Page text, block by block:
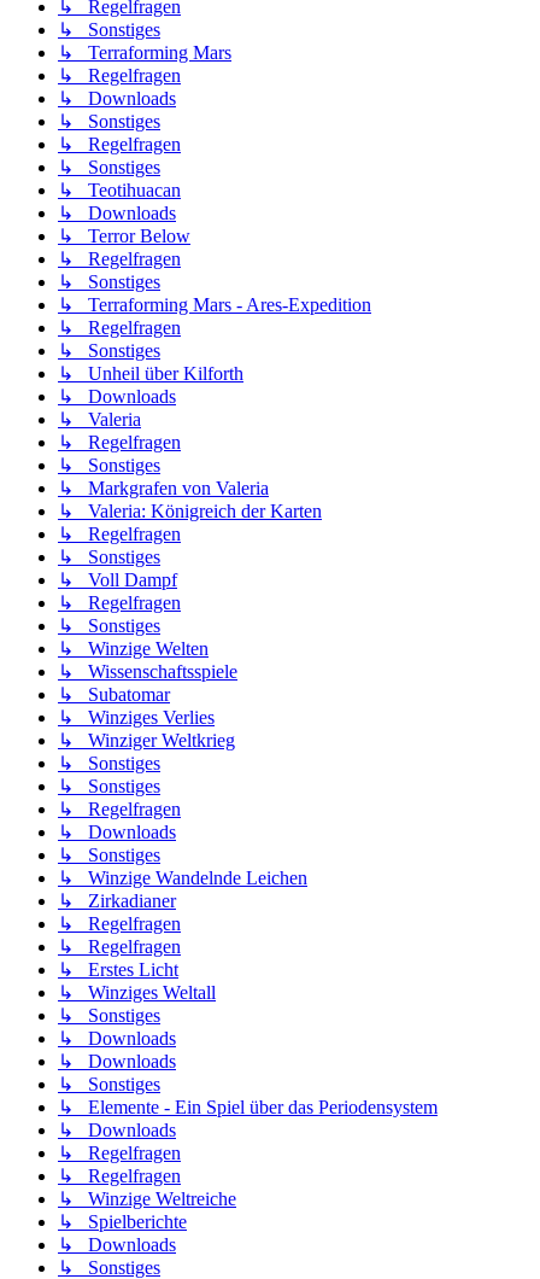
↳ Regelfragen
↳ Sonstiges
↳ Terraforming Mars
↳ Regelfragen
↳ Downloads
↳ Sonstiges
↳ Regelfragen
↳ Sonstiges
↳ Teotihuacan
↳ Downloads
↳ Terror Below
↳ Regelfragen
↳ Sonstiges
↳ Terraforming Mars - Ares-Expedition
↳ Regelfragen
↳ Sonstiges
↳ Unheil über Kilforth
↳ Downloads
↳ Valeria
↳ Regelfragen
↳ Sonstiges
↳ Markgrafen von Valeria
↳ Valeria: Königreich der Karten
↳ Regelfragen
↳ Sonstiges
↳ Voll Dampf
↳ Regelfragen
↳ Sonstiges
↳ Winzige Welten
↳ Wissenschaftsspiele
↳ Subatomar
↳ Winziges Verlies
↳ Winziger Weltkrieg
↳ Sonstiges
↳ Sonstiges
↳ Regelfragen
↳ Downloads
↳ Sonstiges
↳ Winzige Wandelnde Leichen
↳ Zirkadianer
↳ Regelfragen
↳ Regelfragen
↳ Erstes Licht
↳ Winziges Weltall
↳ Sonstiges
↳ Downloads
↳ Downloads
↳ Sonstiges
↳ Elemente - Ein Spiel über das Periodensystem
↳ Downloads
↳ Regelfragen
↳ Regelfragen
↳ Winzige Weltreiche
↳ Spielberichte
↳ Downloads
↳ Sonstiges